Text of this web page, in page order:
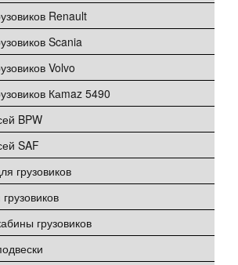
Renault
Scania
Volvo
Каmaz 5490
BPW
SAF
грузовиков
грузовиков